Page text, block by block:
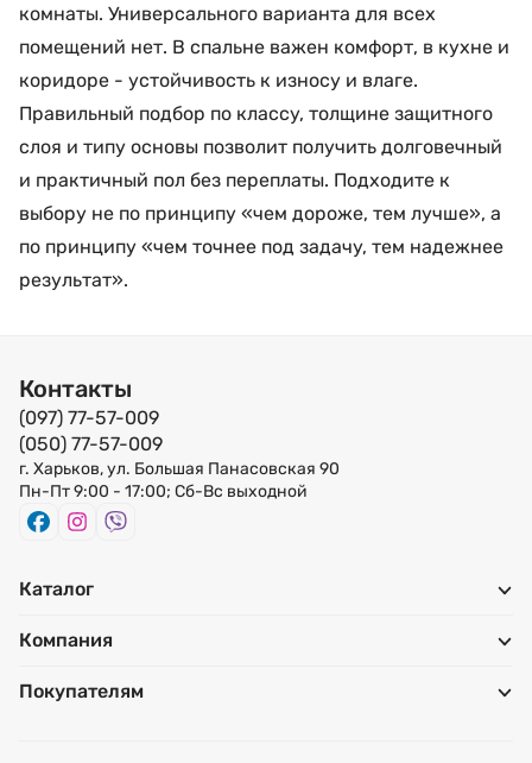
комнаты. Универсального варианта для всех
помещений нет. В спальне важен комфорт, в кухне и
коридоре - устойчивость к износу и влаге.
Правильный подбор по классу, толщине защитного
слоя и типу основы позволит получить долговечный
и практичный пол без переплаты. Подходите к
выбору не по принципу «чем дороже, тем лучше», а
по принципу «чем точнее под задачу, тем надежнее
результат».
Контакты
(097) 77-57-009
(050) 77-57-009
г. Харьков, ул. Большая Панасовская 90
Пн-Пт 9:00 - 17:00; Сб-Вс выходной
Каталог
Компания
Покупателям